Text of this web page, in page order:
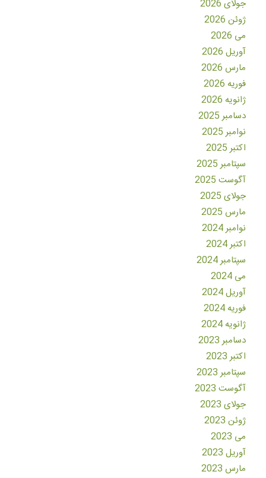
جولای 2026
ژوئن 2026
می 2026
آوریل 2026
مارس 2026
فوریه 2026
ژانویه 2026
دسامبر 2025
نوامبر 2025
اکتبر 2025
سپتامبر 2025
آگوست 2025
جولای 2025
مارس 2025
نوامبر 2024
اکتبر 2024
سپتامبر 2024
می 2024
آوریل 2024
فوریه 2024
ژانویه 2024
دسامبر 2023
اکتبر 2023
سپتامبر 2023
آگوست 2023
جولای 2023
ژوئن 2023
می 2023
آوریل 2023
مارس 2023